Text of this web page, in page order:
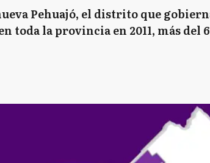
Pehuajó, el distrito que
toda la provincia en 2011, más del